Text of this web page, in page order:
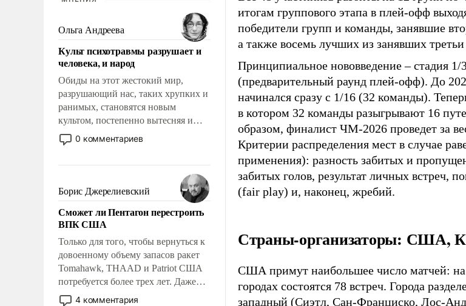
Ольга Андреева
Культ психотравмы разрушает и
человека, и народ
Обиды на этот жестокий мир,
разрушающий нас, таких хрупких и
ранимых, становятся новым
культом, постепенно вытесняя и
отменяя традиционное требование к
человеку – быть мужественным и
на себя ответственность, помогать
слабым, идти вперед и
адаптироваться.
0 комментариев
Борис Джерелиевский
Сможет ли Пентагон перестроить
ВПК США
Только для того, чтобы вернуться к
довоенному объему запасов ракет
Tomahawk, THAAD и Patriot США
потребуется более трех лет. Даже
небольшая война с Ираном
4 комментария
итогам группового этапа в плей-офф
победители групп и команды, занявшие
а также восемь лучших из занявших
Принципиальное нововведение – стадия 1/
(предварительный раунд плей-офф). До
начинался сразу с 1/16 (32 команды).
в котором 32 команды разыгрывают 16
образом, финалист ЧМ-2026 проведет за
Критерии распределения мест в случае
применения): разность забитых и
забитых голов, результат личных встреч,
(fair play) и, наконец, жребий.
Страны-организаторы: США,
США примут наибольшее число матчей: на
городах состоятся 78 встреч. Города
западный (Сиэтл, Сан-Франциско, Лос-